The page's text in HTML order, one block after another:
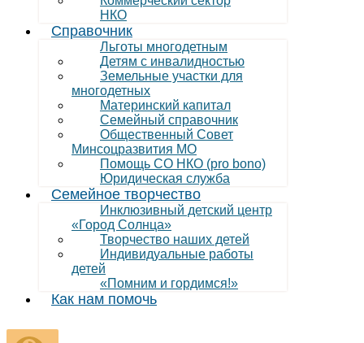
НКО
Справочник
Льготы многодетным
Детям с инвалидностью
Земельные участки для
многодетных
Материнский капитал
Семейный справочник
Общественный Совет
Минсоцразвития МО
Помощь СО НКО (pro bono)
Юридическая служба
Семейное творчество
Инклюзивный детский центр
«Город Солнца»
Творчество наших детей
Индивидуальные работы
детей
«Помним и гордимся!»
Как нам помочь